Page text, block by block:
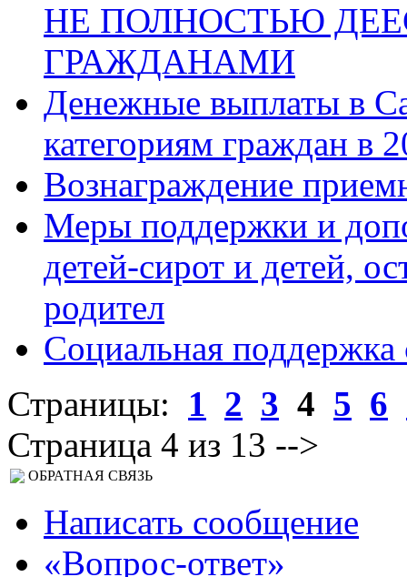
НЕ ПОЛНОСТЬЮ
ГРАЖДАНАМИ
Денежные выплаты в
категориям граждан в
Вознаграждение
Меры поддержки и
детей-сирот и детей,
родител
Социальная поддержка
Страницы:
1 2 3 4 5 6
Страница 4 из 13 -->
ОБРАТНАЯ СВЯЗЬ
Написать сообщение
«Вопрос-ответ»